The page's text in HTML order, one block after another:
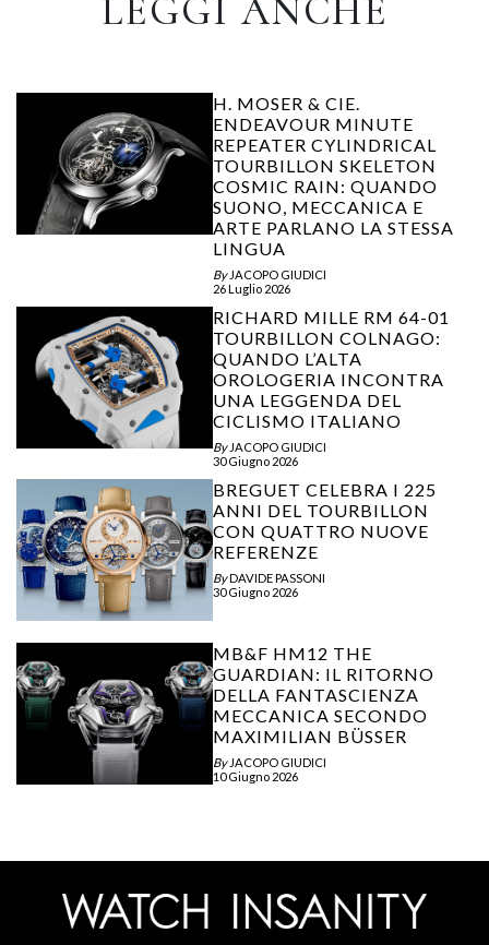
LEGGI ANCHE
H. MOSER & CIE.
ENDEAVOUR MINUTE
REPEATER CYLINDRICAL
TOURBILLON SKELETON
COSMIC RAIN: QUANDO
SUONO, MECCANICA E
ARTE PARLANO LA STESSA
LINGUA
By JACOPO GIUDICI
26 Luglio 2026
RICHARD MILLE RM 64-01
TOURBILLON COLNAGO:
QUANDO L’ALTA
OROLOGERIA INCONTRA
UNA LEGGENDA DEL
CICLISMO ITALIANO
By JACOPO GIUDICI
30 Giugno 2026
BREGUET CELEBRA I 225
ANNI DEL TOURBILLON
CON QUATTRO NUOVE
REFERENZE
ByDAVIDE PASSONI
30 Giugno 2026
MB&F HM12 THE
GUARDIAN: IL RITORNO
DELLA FANTASCIENZA
MECCANICA SECONDO
MAXIMILIAN BÜSSER
By JACOPO GIUDICI
10 Giugno 2026